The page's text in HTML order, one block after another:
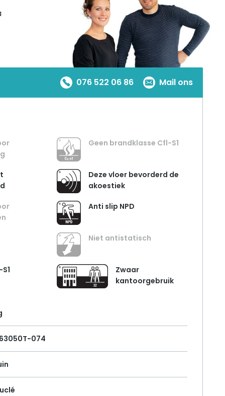
076 522 06 86 Mail ons
Geen brandklasse Cfl-S1
Deze vloer bevorderd de
akoestiek
Anti slip NPD
Niet antistatisch
Zwaar
kantoorgebruik
074